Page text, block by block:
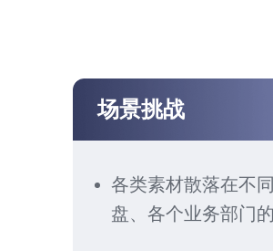
场景挑战
各类素材散落在不
盘、各个业务部门